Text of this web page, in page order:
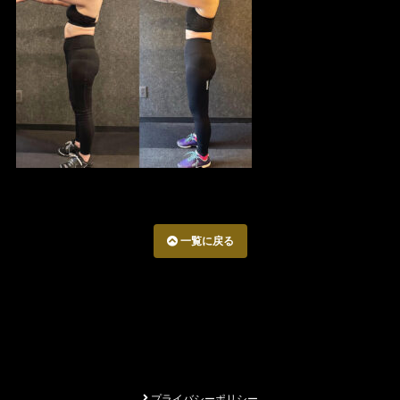
一覧に戻る